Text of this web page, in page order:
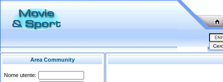
Area Community
Nome utente: